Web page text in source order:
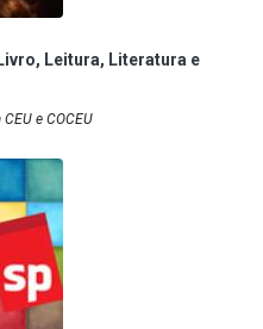
Leitura, Literatura e
e COCEU